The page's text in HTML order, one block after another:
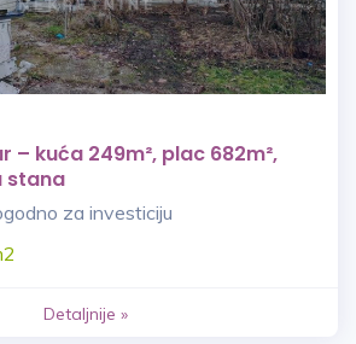
– kuća 249m², plac 682m²,
stana
za investiciju
Detaljnije »